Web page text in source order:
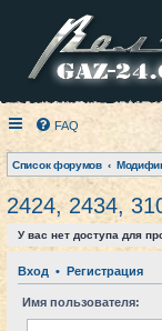
FAQ
Список форумов
2424, 2434,
У вас нет доступа для
Вход • Регистрация
Имя пользователя: